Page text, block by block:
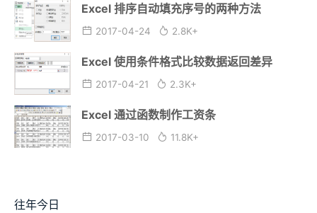
Excel 排序自动填充序号的两种方法
2017-04-24 2.8K+
Excel 使用条件格式比较数据返回差异
2017-04-21 2.3K+
Excel 通过函数制作工资条
2017-03-10 11.8K+
往年今日